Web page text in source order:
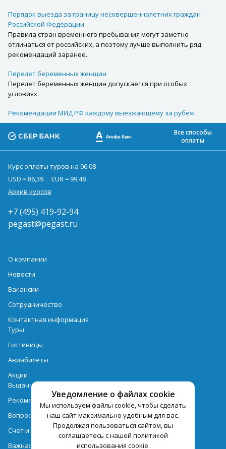
Порядок выезда за границу несовершеннолетних граждан
Российской Федерации
Правила стран временного пребывания могут заметно
отличаться от российских, а поэтому лучше выполнить ряд
рекомендаций заранее.
Перелет беременных женщин
Перелет беременных женщин допускается при особых
условиях.
Рекомендации МИД РФ каждому выезжающему за рубеж
Уведомление о файлах cookie
Мы используем файлы cookie, чтобы сделать
наш сайт максимально удобным для вас.
Продолжая пользоваться сайтом, вы
соглашаетесь с нашей политикой
использования cookie.
Все способы
оплаты
Курс оплаты туров на 06.08
USD = 86,39
EUR = 99,48
Архив курсов
+7 (495) 419-92-94
pegast@pegast.ru
О компании
Новости
Вакансии
Сотрудничество
Контактная информация
Туры
Гостиницы
Авиабилеты
Акции
Выдача документов
Рекомендации
Вопрос-ответ
Счет и оплата
Важная информация по турпродукту